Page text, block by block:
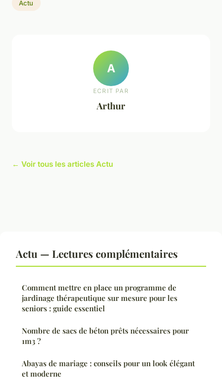
Actu
A
ECRIT PAR
Arthur
← Voir tous les articles Actu
Actu — Lectures complémentaires
Comment mettre en place un programme de
jardinage thérapeutique sur mesure pour les
seniors : guide essentiel
Nombre de sacs de béton prêts nécessaires pour
1m3 ?
Abayas de mariage : conseils pour un look élégant
et moderne